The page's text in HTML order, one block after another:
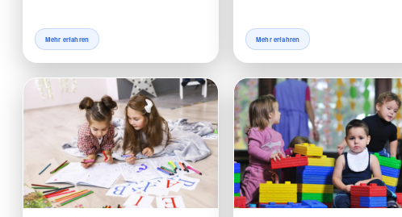
Mehr erfahren Mehr erfahren